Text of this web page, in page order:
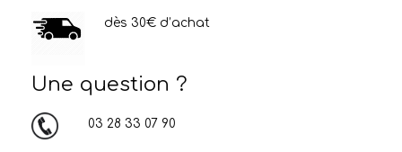
dès 30€ d’achat
Une question ?
03 28 33 07 90